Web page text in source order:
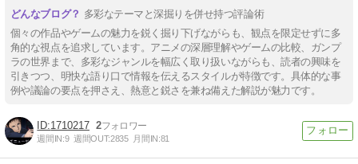
多彩なテーマと深掘りを併せ持つ評論術
個々の作品やゲームの魅力を鋭く掘り下げながらも、観点を限定せずに多
角的な視点を追求しています。アニメの深層理解やゲームの比較、ガンプ
ラの世界まで、多彩なジャンルを幅広く取り扱いながらも、読者の興味を
引きつつ、明快な語り口で情報を伝えるスタイルが特徴です。具体的な事
例や議論の要点を押さえ、熱意と鋭さを兼ね備えた解説が魅力です。
1710217 2
週間IN:9 週間OUT:2835 月間IN:81